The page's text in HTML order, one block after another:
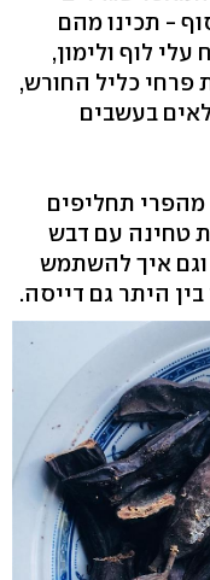
- תכינו מהם
לוף ולימון,
פרחי כליל החורש,
בעשבים
מהפרי תחליפים
טחינה עם דבש
וגם איך להשתמש
היתר גם דייסה.